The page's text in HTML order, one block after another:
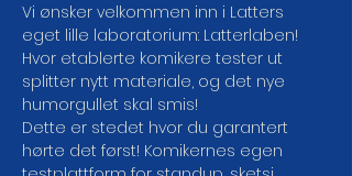
Vi ønsker velkommen inn i Latters
eget lille laboratorium: Latterlaben!
Hvor etablerte komikere tester ut
splitter nytt materiale, og det nye
humorgullet skal smis!
Dette er stedet hvor du garantert
hørte det først! Komikernes egen